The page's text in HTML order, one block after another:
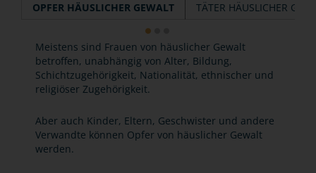
OPFER HÄUSLICHER GEWALT TÄTER HÄUSLICHER
Meistens sind Frauen von häuslicher Gewalt
betroffen, unabhängig von Alter, Bildung,
Schichtzugehörigkeit, Nationalität, ethnischer und
religiöser Zugehörigkeit.
Aber auch Kinder, Eltern, Geschwister und andere
Verwandte können Opfer von häuslicher Gewalt
werden.